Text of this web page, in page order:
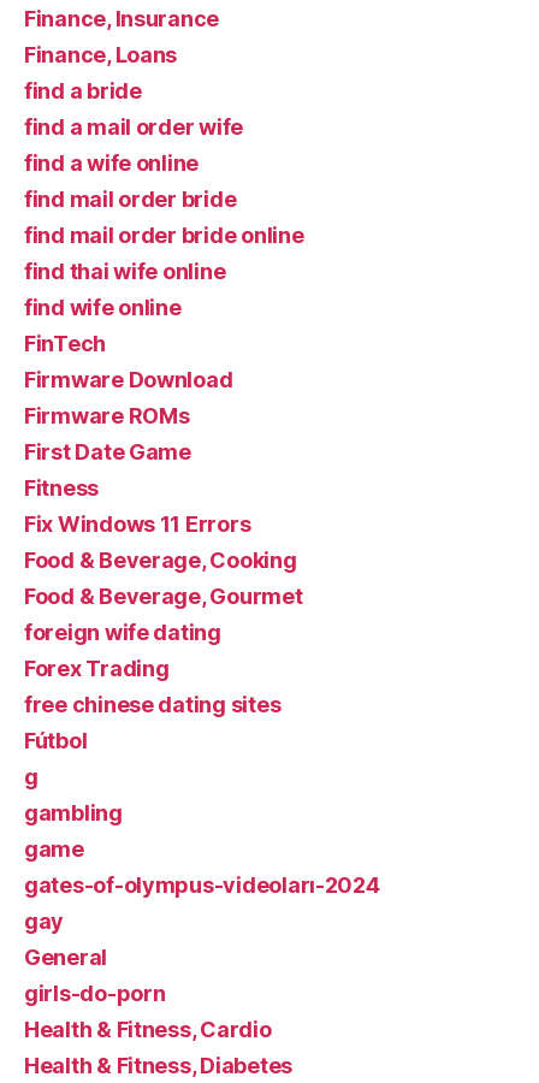
Finance, Insurance
Finance, Loans
find a bride
find a mail order wife
find a wife online
find mail order bride
find mail order bride online
find thai wife online
find wife online
FinTech
Firmware Download
Firmware ROMs
First Date Game
Fitness
Fix Windows 11 Errors
Food & Beverage, Cooking
Food & Beverage, Gourmet
foreign wife dating
Forex Trading
free chinese dating sites
Fútbol
g
gambling
game
gates-of-olympus-videoları-2024
gay
General
girls-do-porn
Health & Fitness, Cardio
Health & Fitness, Diabetes